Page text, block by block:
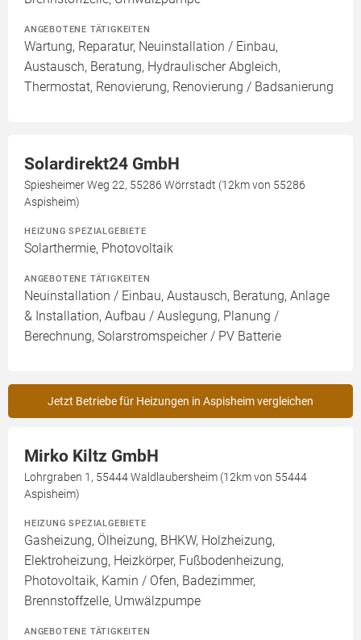
ANGEBOTENE TÄTIGKEITEN
Wartung, Reparatur, Neuinstallation / Einbau,
Austausch, Beratung, Hydraulischer Abgleich,
Thermostat, Renovierung, Renovierung / Badsanierung
Solardirekt24 GmbH
Spiesheimer Weg 22, 55286 Wörrstadt (12km von 55286
Aspisheim)
HEIZUNG SPEZIALGEBIETE
Solarthermie, Photovoltaik
ANGEBOTENE TÄTIGKEITEN
Neuinstallation / Einbau, Austausch, Beratung, Anlage
& Installation, Aufbau / Auslegung, Planung /
Berechnung, Solarstromspeicher / PV Batterie
Jetzt Betriebe für Heizungen in Aspisheim vergleichen
Mirko Kiltz GmbH
Lohrgraben 1, 55444 Waldlaubersheim (12km von 55444
Aspisheim)
HEIZUNG SPEZIALGEBIETE
Gasheizung, Ölheizung, BHKW, Holzheizung,
Elektroheizung, Heizkörper, Fußbodenheizung,
Photovoltaik, Kamin / Ofen, Badezimmer,
Brennstoffzelle, Umwälzpumpe
ANGEBOTENE TÄTIGKEITEN